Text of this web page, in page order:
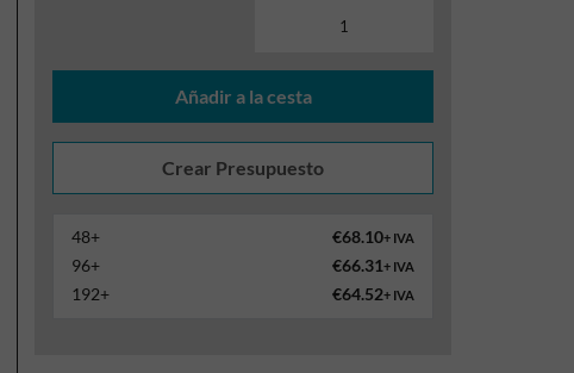
Añadir a la cesta
48+ €68.10+ IVA
96+ €66.31+ IVA
192+ €64.52+ IVA